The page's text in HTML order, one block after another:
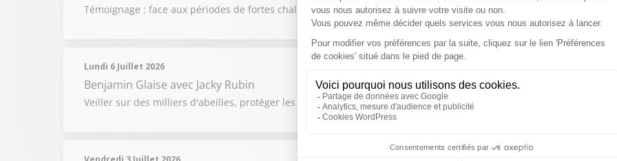
Témoignage : face aux périodes de fortes chaleurs, les éleveurs et agriculteurs s'adaptent en modifiant leurs
Lundi 6 Juillet 2026
Benjamin Glaise avec Jacky Rubin
Veiller sur des milliers d'abeilles, protéger les ruches et faire face à des récoltes de miel en baisse : le métier